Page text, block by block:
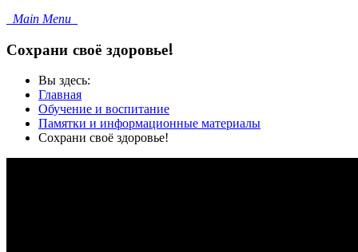
Main Menu
Сохрани своё здоровье!
Вы здесь:
Главная
Обучение и воспитание
Памятки и информационные материалы
Сохрани своё здоровье!